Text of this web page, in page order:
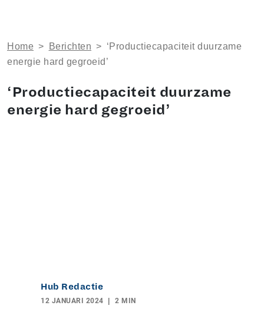
Home > Berichten > ‘Productiecapaciteit duurzame
energie hard gegroeid’
‘Productiecapaciteit duurzame
energie hard gegroeid’
Hub Redactie
12 JANUARI 2024 2 MIN